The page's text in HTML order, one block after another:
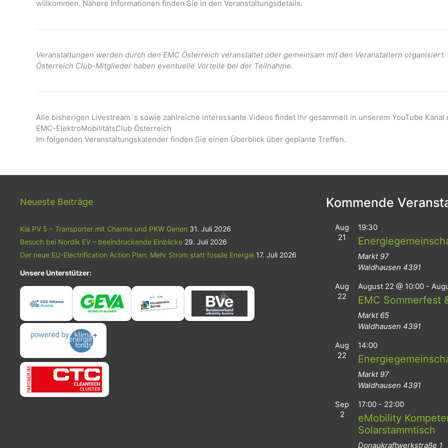
willkommen. Nähere Informationen finden Sie in den Veranstaltungsdetails.
Veranstaltungen werden durch den EMC Österreich veranstaltet oder gemeinsam mit den Veranstaltern organisiert.
Österreich Club-Mitglieder haben eventuelle Vorteile bei der Teilnahme.
Alle bisherigen Livestream`s sowie zahlreiche interessante Videos findet Ihr gesammelt in unserem YouTube Kanal
EMC-ElektroMobilitätsClub Österreich
Im folgenden Veranstaltungskalender finden Sie einen Überblick über geplante Treffen.
Neueste Beiträge
Kia PV 5 – Transporter mit Charme und PKW Genen 31. Juli 2026
Besuch bei Nordik EV – beeindruckende Einblicke 29. Juli 2026
Der neue EU-Electrification Action Plan: Mehr Strom statt fossile Energie 17. Juli 2026
Unsere Unterstützer:
Kommende
Aug
21
19:30
Markt 97
Waldhausen 4391
Aug
22
August 22 @ 10:00 -
EMC Sommerfest
Markt 65
Waldhausen 4391
Aug
22
14:00
Markt 97
Waldhausen 4391
Sep
2
17:00 - 22:00
eMobility
Solarstammtisch
Donaukraftwerkstraße 1